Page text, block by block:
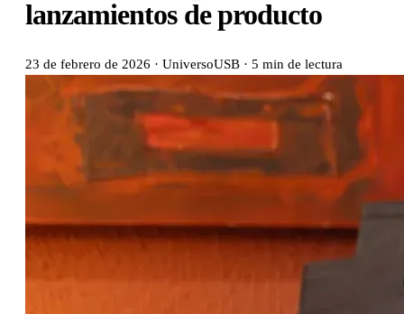
lanzamientos de producto
23 de febrero de 2026 · UniversoUSB · 5 min de lectura